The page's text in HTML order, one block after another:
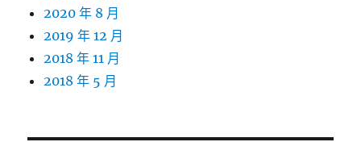
2020 年 8 月
2019 年 12 月
2018 年 11 月
2018 年 5 月